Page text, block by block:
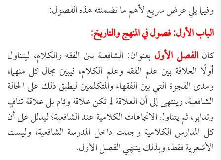
وفيما يلي عرض سريع لأهم ما تضمنته هذه الفصول:
الباب الأول: فصول في المنهج والتاريخ:
كانالفصل الأول بعنوان: الشافعية بين الفقه والكلام، ليتناول
أولًا العلاقة بين علم الفقه وعلم الكلام، فيبين مجال كل منهما،
ومدى الفجوة التي بين الفقهاء والمتكلمين ليطبق ذلك على الحالة
الشافعية، وينتهى إلى أن العلاقة لم تكن علاقة وئام بل علاقة تنافٍ
وتدابر، ثم يتناول الاتجاهات الكلامية عند الشافعية؛ ليدلل على أن
كل المدارس الكلامية وجدت داخل المدرسة الشافعية، وليست
الأشعرية فقط، وبذلك ينتهي الفصل الأول.